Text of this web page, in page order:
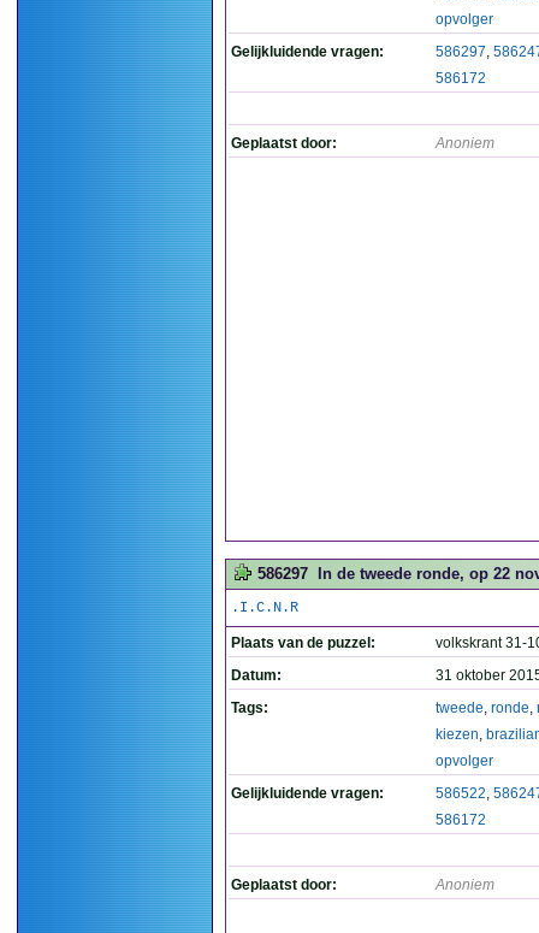
opvolger
Gelijkluidende vragen:
586297,
586172
Geplaatst door: Anoniem
586297 In de tweede ronde, op 22
.I.C.N.R
Plaats van de puzzel:
volkskrant 31-
Datum:
31 oktober
Tags:
tweede, ronde,
kiezen,
opvolger
Gelijkluidende vragen:
586522,
586172
Geplaatst door: Anoniem